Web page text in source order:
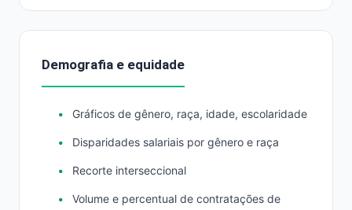
Demografia e equidade
Gráficos de gênero, raça, idade, escolaridade
Disparidades salariais por gênero e raça
Recorte interseccional
Volume e percentual de contratações de